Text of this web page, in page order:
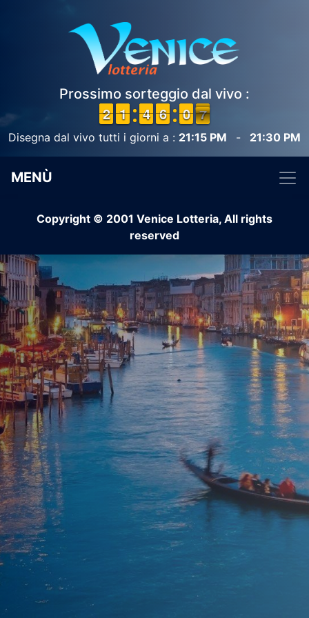
Prossimo sorteggio dal vivo :
1
1
2
2 1
1
1
1 3
3
4
4 5
5
6
6 1
0
0 7
6
6
Disegna dal vivo tutti i giorni a : 21:15 PM - 21:30 PM
MENÙ
Copyright © 2001 Venice Lotteria, All rights
reserved